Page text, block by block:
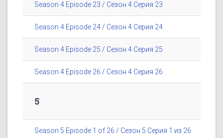
Season 4 Episode 23 / Сезон 4 Серия 23
Season 4 Episode 24 / Сезон 4 Серия 24
Season 4 Episode 25 / Сезон 4 Серия 25
Season 4 Episode 26 / Сезон 4 Серия 26
5
Season 5 Episode 1 of 26 / Сезон 5 Серия 1 из 26